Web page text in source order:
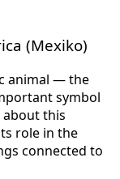
(Mexiko)
animal — the
symbol
about this
role in the
connected to